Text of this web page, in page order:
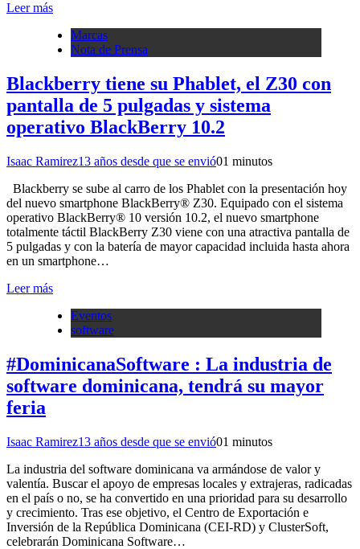
Leer más
Marcas
Nota de Prensa
Blackberry tiene su Phablet, el Z30 con
pantalla de 5 pulgadas y sistema
operativo BlackBerry 10.2
Isaac Ramirez13 años desde que se envió01 minutos
Blackberry se sube al carro de los Phablet con la presentación hoy
del nuevo smartphone BlackBerry® Z30. Equipado con el sistema
operativo BlackBerry® 10 versión 10.2, el nuevo smartphone
totalmente táctil BlackBerry Z30 viene con una atractiva pantalla de
5 pulgadas y con la batería de mayor capacidad incluida hasta ahora
en un smartphone…
Leer más
Eventos
software
#DominicanaSoftware : La industria de
software dominicana, tendrá su mayor
feria
Isaac Ramirez13 años desde que se envió01 minutos
La industria del software dominicana va armándose de valor y
valentía. Buscar el apoyo de empresas locales y extrajeras, radicadas
en el país o no, se ha convertido en una prioridad para su desarrollo
y crecimiento. Tras ese objetivo, el Centro de Exportación e
Inversión de la República Dominicana (CEI-RD) y ClusterSoft,
celebrarán Dominicana Software…